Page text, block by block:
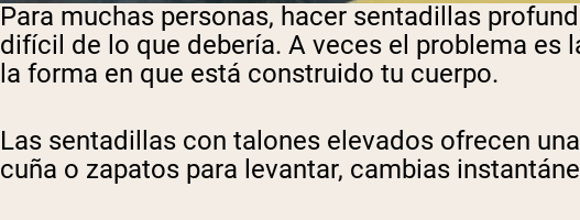
Para muchas personas, hacer sentadillas
difícil de lo que debería. A veces el problema
la forma en que está construido tu cuerpo.
Las sentadillas con talones elevados ofrecen
cuña o zapatos para levantar, cambias